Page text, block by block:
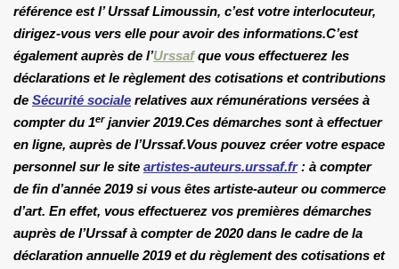
référence est l’ Urssaf Limoussin, c’est votre interlocuteur,
dirigez-vous vers elle pour avoir des informations.C’est
également auprès de l’Urssafque vous effectuerez les
déclarations et le règlement des cotisations et contributions
de Sécurité sociale relatives aux rémunérations versées à
compter du 1erjanvier 2019.Ces démarches sont à effectuer
en ligne, auprès de l’Urssaf.Vous pouvez créer votre espace
personnel sur le site artistes-auteurs.urssaf.fr: à compter
de fin d’année 2019 si vous êtes artiste-auteur ou commerce
d’art. En effet, vous effectuerez vos premières démarches
auprès de l’Urssaf à compter de 2020 dans le cadre de la
déclaration annuelle 2019 et du règlement des cotisations et